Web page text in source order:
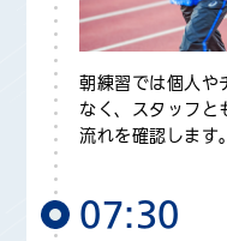
朝練習では個人や
なく、スタッフと
流れを確認します。
07:30